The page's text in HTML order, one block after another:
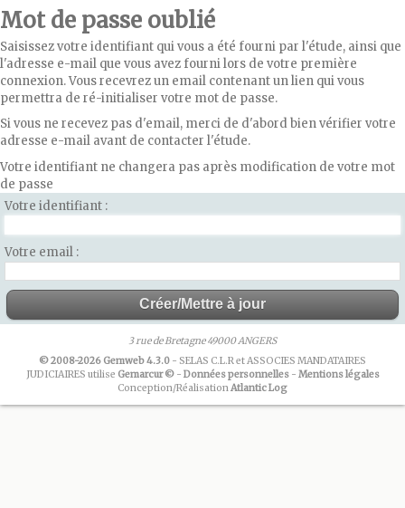
Mot de passe oublié
Saisissez votre identifiant qui vous a été fourni par l'étude, ainsi que
l'adresse e-mail que vous avez fourni lors de votre première
connexion. Vous recevrez un email contenant un lien qui vous
permettra de ré-initialiser votre mot de passe.
Si vous ne recevez pas d'email, merci de d'abord bien vérifier votre
adresse e-mail avant de contacter l'étude.
Votre identifiant ne changera pas après modification de votre mot
de passe
Votre identifiant
Votre email
3 rue de Bretagne 49000 ANGERS
© 2008-2026 Gemweb 4.3.0 - SELAS C.L.R et ASSOCIES MANDATAIRES
JUDICIAIRES utilise Gemarcur ©- Données personnelles- Mentions légales
Conception/RéalisationAtlantic Log